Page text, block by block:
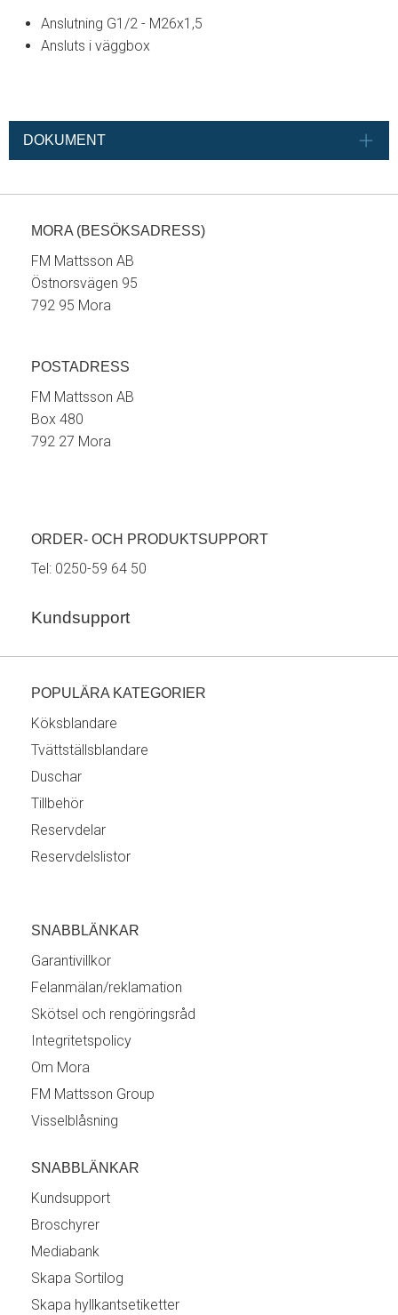
Anslutning G1/2 - M26x1,5
Ansluts i väggbox
DOKUMENT
MORA (BESÖKSADRESS)
FM Mattsson AB
Östnorsvägen 95
792 95 Mora
POSTADRESS
FM Mattsson AB
Box 480
792 27 Mora
ORDER- OCH PRODUKTSUPPORT
Tel: 0250-59 64 50
Kundsupport
POPULÄRA KATEGORIER
Köksblandare
Tvättställsblandare
Duschar
Tillbehör
Reservdelar
Reservdelslistor
SNABBLÄNKAR
Garantivillkor
Felanmälan/reklamation
Skötsel och rengöringsråd
Integritetspolicy
Om Mora
FM Mattsson Group
Visselblåsning
SNABBLÄNKAR
Kundsupport
Broschyrer
Mediabank
Skapa Sortilog
Skapa hyllkantsetiketter